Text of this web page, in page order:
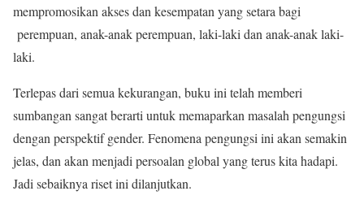
mempromosikan akses dan kesempatan yang setara bagi
perempuan, anak-anak perempuan, laki-laki dan anak-anak laki-
laki.
Terlepas dari semua kekurangan, buku ini telah memberi
sumbangan sangat berarti untuk memaparkan masalah pengungsi
dengan perspektif gender. Fenomena pengungsi ini akan semakin
jelas, dan akan menjadi persoalan global yang terus kita hadapi.
Jadi sebaiknya riset ini dilanjutkan.